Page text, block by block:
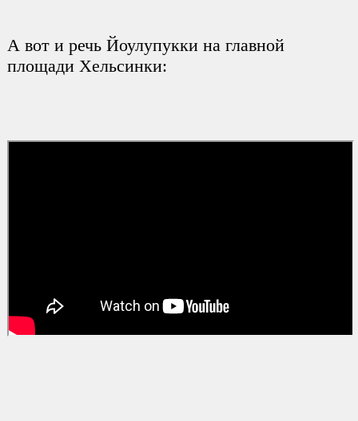
А вот и речь Йоулупукки на главной
площади Хельсинки: